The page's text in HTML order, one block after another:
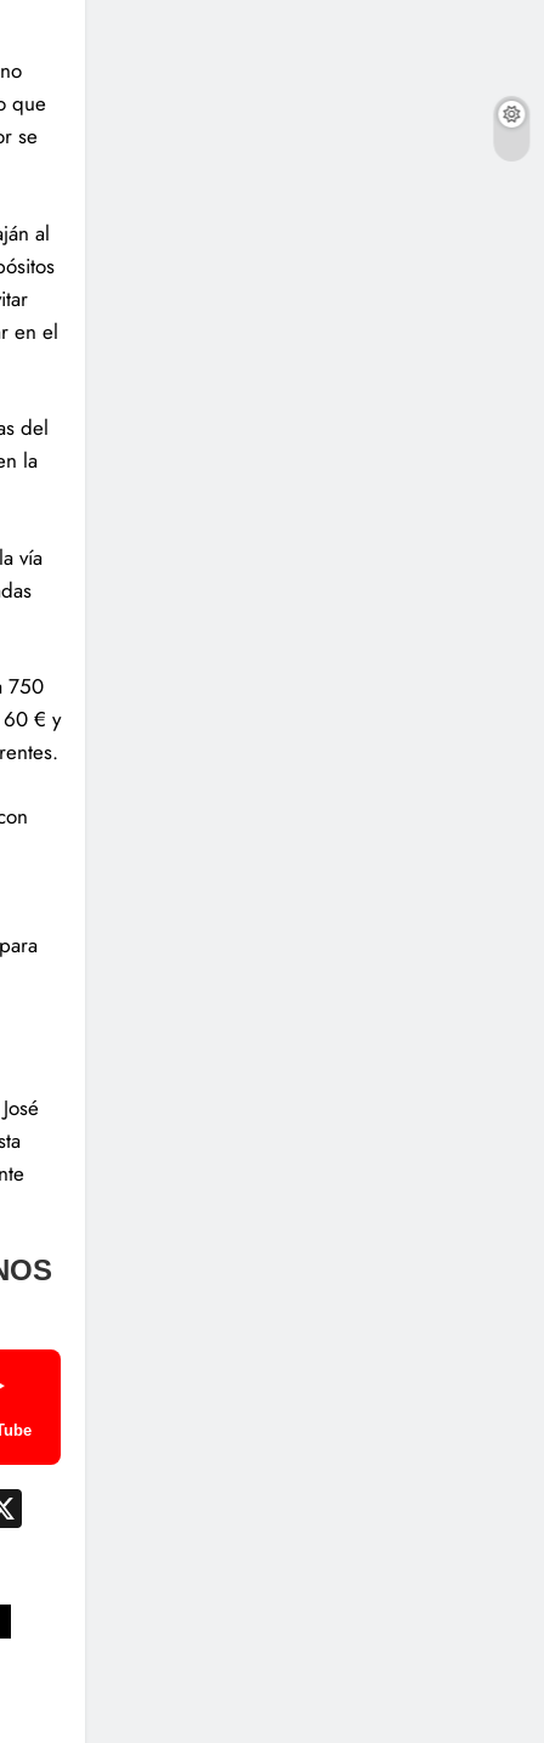
que
se
al
en el
del
la
vía
750
60 € y